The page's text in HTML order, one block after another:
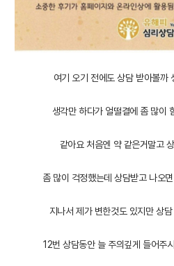
여기 오기 전에도 상담 받아볼까
생각만 하다가 얼떨결에 좀 많이
같아요 처음엔 약 같은거말고
좀 많이 걱정했는데 상담받고 나오
지나서 제가 변한것도 있지만 상
12번 상담동안 늘 주의깊게 들어주